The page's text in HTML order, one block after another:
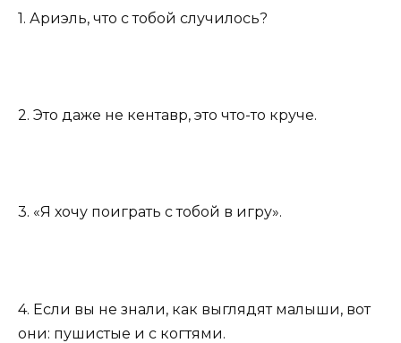
1. Ариэль, что с тобой случилось?
2. Это даже не кентавр, это что-то круче.
3. «Я хочу поиграть с тобой в игру».
4. Если вы не знали, как выглядят малыши, вот
они: пушистые и с когтями.